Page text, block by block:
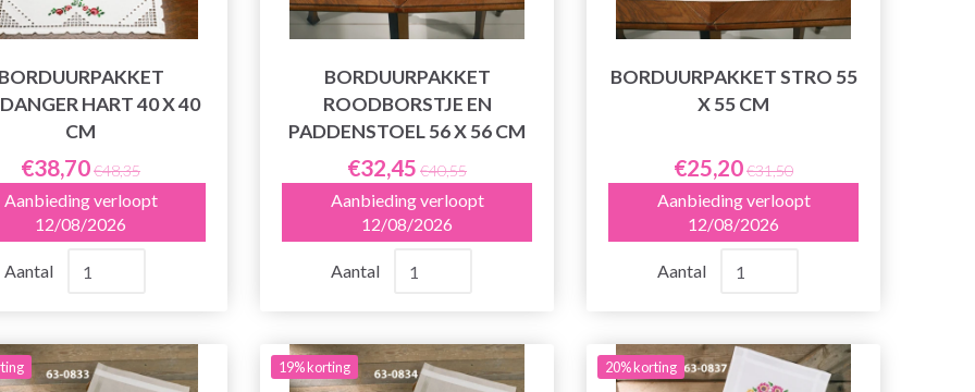
HART 40 X 40
CM
€38,70€48,35
Aanbieding verloopt
12/08/2026
Aantal
BORDUURPAKKET
ROODBORSTJE EN
PADDENSTOEL 56 X 56 CM
€32,45 €40,55
Aanbieding verloopt
12/08/2026
Aantal
BORDUURPAKKET STRO 55
X 55 CM
€25,20€31,50
Aanbieding verloopt
12/08/2026
Aantal
19% korting 20% korting